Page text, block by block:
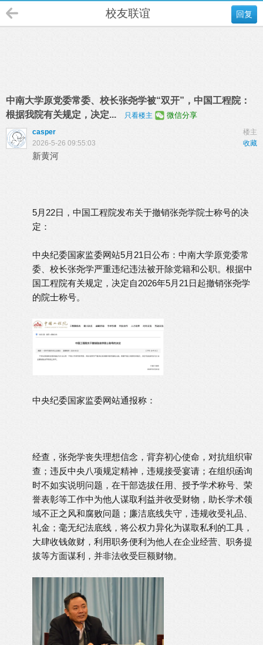
回复
校友联谊
中南大学原党委常委、校长张尧学被“双开”，中国工程院：
根据我院有关规定，决定...
只看楼主 微信分享
楼主
casper
收藏
2026-5-26 09:55:03
新黄河
5月22日，中国工程院发布关于撤销张尧学院士称号的决
定：
中央纪委国家监委网站5月21日公布：中南大学原党委常
委、校长张尧学严重违纪违法被开除党籍和公职。根据中
国工程院有关规定，决定自2026年5月21日起撤销张尧学
的院士称号。
中央纪委国家监委网站通报称：
经查，张尧学丧失理想信念，背弃初心使命，对抗组织审
查；违反中央八项规定精神，违规接受宴请；在组织函询
时不如实说明问题，在干部选拔任用、授予学术称号、荣
誉表彰等工作中为他人谋取利益并收受财物，助长学术领
域不正之风和腐败问题；廉洁底线失守，违规收受礼品、
礼金；毫无纪法底线，将公权力异化为谋取私利的工具，
大肆收钱敛财，利用职务便利为他人在企业经营、职务提
拔等方面谋利，并非法收受巨额财物。